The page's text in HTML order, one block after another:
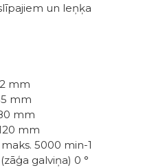
un leņķa
mm
mm
mm
mm
5000 min-1
galviņa) 0 °